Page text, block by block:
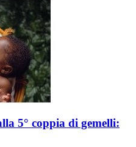
5° coppia di gemelli: